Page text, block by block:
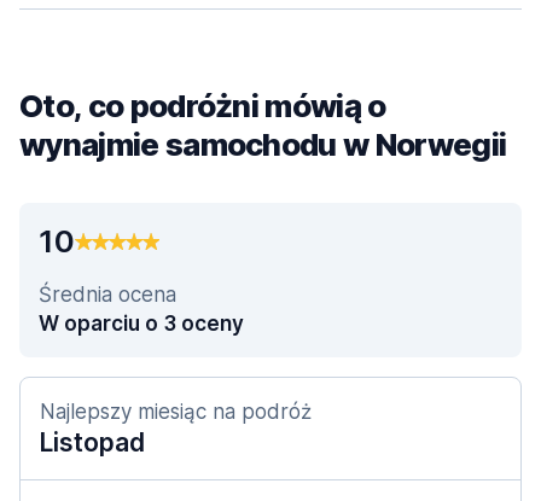
Oto, co podróżni mówią o
wynajmie samochodu w Norwegii
10
Średnia ocena
W oparciu o 3 oceny
Najlepszy miesiąc na podróż
Listopad